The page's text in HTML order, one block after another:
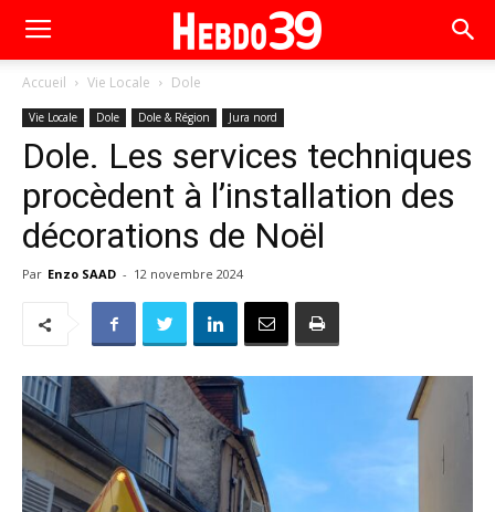
Accueil Vie Locale Dole
Vie Locale Dole Dole & Région Jura nord
Dole. Les services techniques
procèdent à l’installation des
décorations de Noël
Par Enzo SAAD - 12 novembre 2024